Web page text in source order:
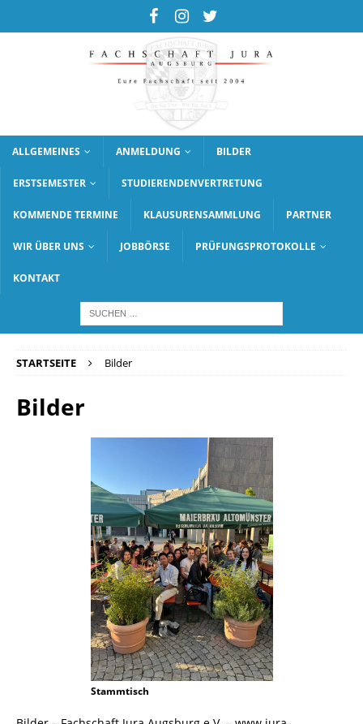
ALLGEMEINES ANMELDUNG BILDER
ERSTSEMESTER STUDIERENDENVERTRETUNG
KOMMENDE TERMINE KLAUSURENSAMMLUNG PARTNER
WIR ÜBER UNS JOBBÖRSE PRÜFUNGSPROTOKOLLE
KONTAKT
STARTSEITE Bilder
Bilder
Stammtisch